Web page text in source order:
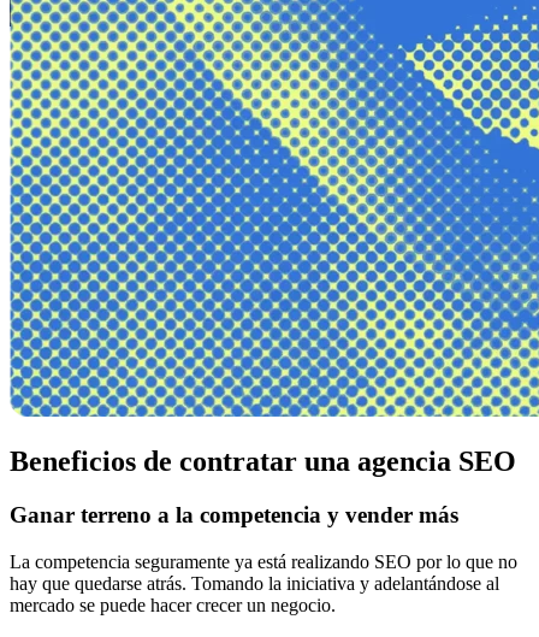
Beneficios de contratar una agencia SEO
Ganar terreno a la competencia y vender más
La competencia seguramente ya está realizando SEO por lo que no
hay que quedarse atrás. Tomando la iniciativa y adelantándose al
mercado se puede hacer crecer un negocio.